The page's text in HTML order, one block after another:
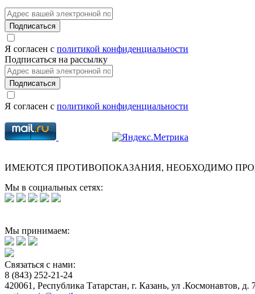
Подписаться
Я согласен с политикой конфиденциальности
Подписаться на рассылку
Подписаться
Я согласен с политикой конфиденциальности
ИМЕЮТСЯ ПРОТИВОПОКАЗАНИЯ, НЕОБХОДИМО
Мы в социальных сетях:
Мы принимаем:
Связаться с нами:
8 (843) 252-21-24
420061, Республика Татарстан, г. Казань, ул .Космонавтов, д.